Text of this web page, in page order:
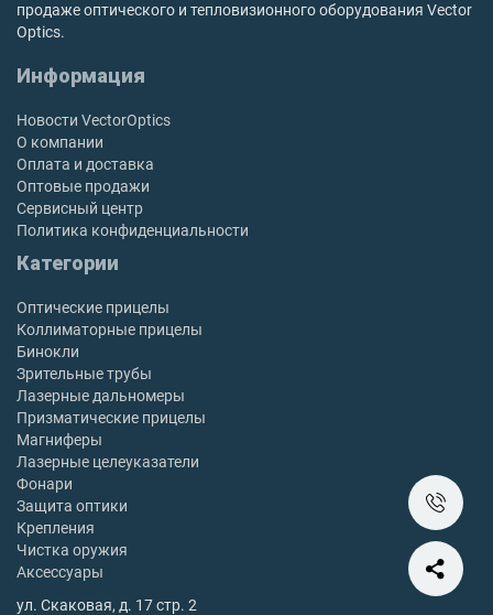
продаже оптического и тепловизионного оборудования Vector
Optics.
Информация
Новости VectorOptics
О компании
Оплата и доставка
Оптовые продажи
Сервисный центр
Политика конфиденциальности
Категории
Оптические прицелы
Коллиматорные прицелы
Бинокли
Зрительные трубы
Лазерные дальномеры
Призматические прицелы
Магниферы
Лазерные целеуказатели
Фонари
Защита оптики
Крепления
Чистка оружия
Аксессуары
ул. Скаковая, д. 17 стр. 2